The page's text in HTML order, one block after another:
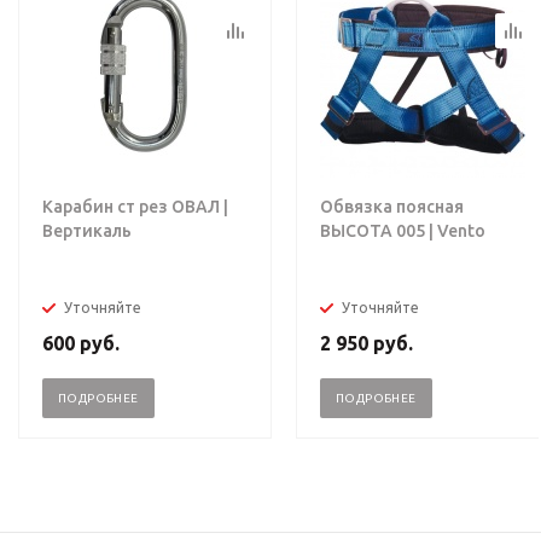
Карабин ст рез ОВАЛ |
Вертикаль
Уточняйте
600 руб.
ПОДРОБНЕЕ
Обвязка поясная
ВЫСОТА 005 | Vento
Уточняйте
2 950 руб.
ПОДРОБНЕЕ